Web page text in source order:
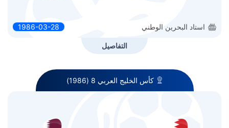
استاد البحرين الوطني 1986-03-28
التفاصيل
كأس الخليج العربي 8 (1986)